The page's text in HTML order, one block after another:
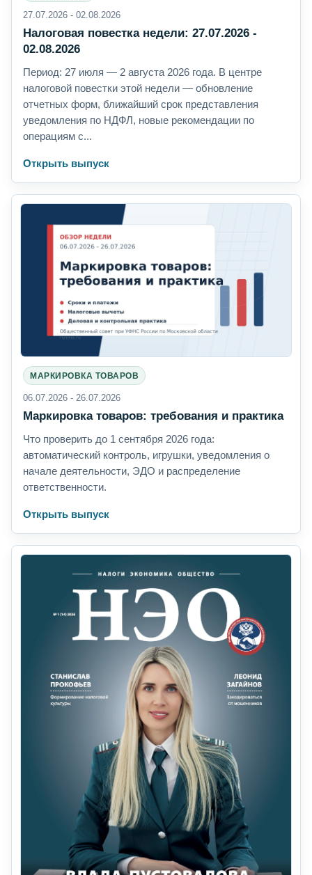
27.07.2026 - 02.08.2026
Налоговая повестка недели: 27.07.2026 -
02.08.2026
Период: 27 июля — 2 августа 2026 года. В центре
налоговой повестки этой недели — обновление
отчетных форм, ближайший срок представления
уведомления по НДФЛ, новые рекомендации по
операциям с...
Открыть выпуск
МАРКИРОВКА ТОВАРОВ
06.07.2026 - 26.07.2026
Маркировка товаров: требования и практика
Что проверить до 1 сентября 2026 года:
автоматический контроль, игрушки, уведомления о
начале деятельности, ЭДО и распределение
ответственности.
Открыть выпуск